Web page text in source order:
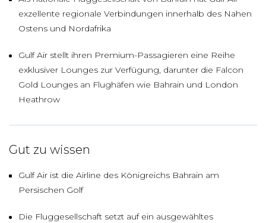
exzellente regionale Verbindungen innerhalb des Nahen
Ostens und Nordafrika
Gulf Air stellt ihren Premium-Passagieren eine Reihe
exklusiver Lounges zur Verfügung, darunter die Falcon
Gold Lounges an Flughäfen wie Bahrain und London
Heathrow
Gut zu wissen
Gulf Air ist die Airline des Königreichs Bahrain am
Persischen Golf
Die Fluggesellschaft setzt auf ein ausgewähltes